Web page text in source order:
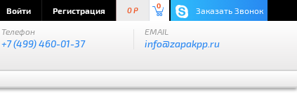
Войти Регистрация 0 P
0 Заказать Звонок
Телефон
+7 (499) 460-01-37
EMAIL
info@zapakpp.ru